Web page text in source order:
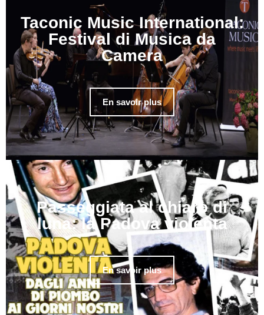
Taconic Music International:
Festival di Musica da
Camera
En savoir plus
Passeggiata al chiaro di
luna: la Padova violenta
En savoir plus